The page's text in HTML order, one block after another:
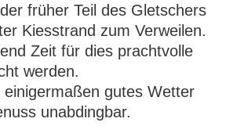
früher Teil des Gletschers
Kiesstrand zum Verweilen.
Zeit für dies prachtvolle
werden.
einigermaßen gutes Wetter
unabdingbar.